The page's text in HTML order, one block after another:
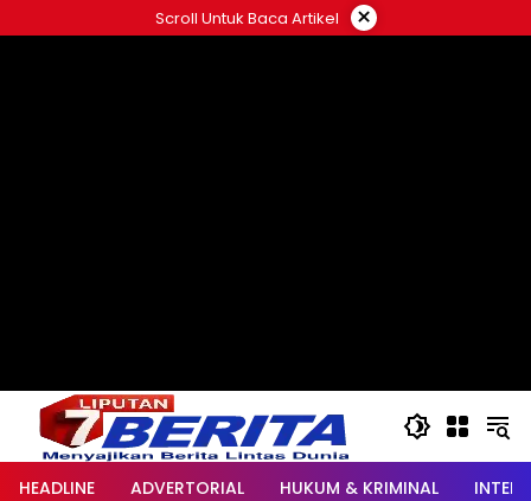
ke
Scroll Untuk Baca Artikel ×
HEADLINE ADVERTORIAL HUKUM & KRIMINAL